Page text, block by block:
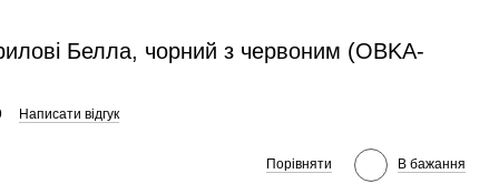
Белла, чорний з червоним (OBKA-
Написати відгук
Порівняти В бажання